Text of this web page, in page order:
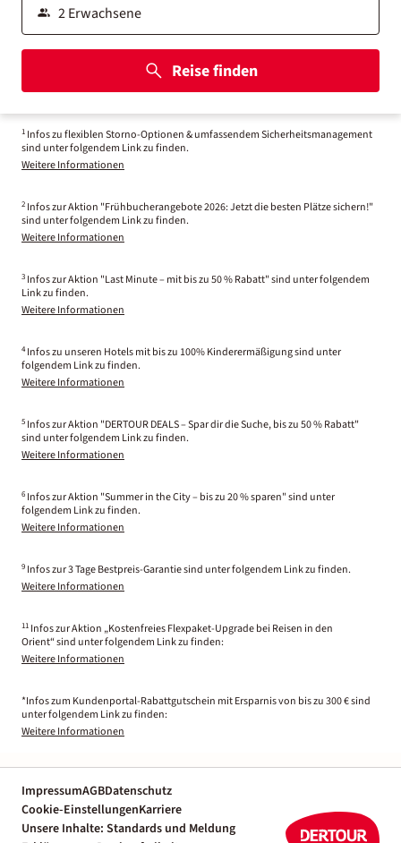
Reise finden
1 Infos zu flexiblen Storno-Optionen & umfassendem Sicherheitsmanagement
sind unter folgendem Link zu finden.
Weitere Informationen
2 Infos zur Aktion "Frühbucherangebote 2026: Jetzt die besten Plätze sichern!"
sind unter folgendem Link zu finden.
Weitere Informationen
3 Infos zur Aktion "Last Minute – mit bis zu 50 % Rabatt" sind unter folgendem
Link zu finden.
Weitere Informationen
4 Infos zu unseren Hotels mit bis zu 100% Kinderermäßigung sind unter
folgendem Link zu finden.
Weitere Informationen
5 Infos zur Aktion "DERTOUR DEALS – Spar dir die Suche, bis zu 50 % Rabatt"
sind unter folgendem Link zu finden.
Weitere Informationen
6 Infos zur Aktion "Summer in the City – bis zu 20 % sparen" sind unter
folgendem Link zu finden.
Weitere Informationen
9 Infos zur 3 Tage Bestpreis-Garantie sind unter folgendem Link zu finden.
Weitere Informationen
11 Infos zur Aktion „Kostenfreies Flexpaket-Upgrade bei Reisen in den
Orient“ sind unter folgendem Link zu finden:
Weitere Informationen
*Infos zum Kundenportal-Rabattgutschein mit Ersparnis von bis zu 300 € sind
unter folgendem Link zu finden:
Weitere Informationen
ImpressumAGBDatenschutz
Cookie-EinstellungenKarriere
Unsere Inhalte: Standards und Meldung